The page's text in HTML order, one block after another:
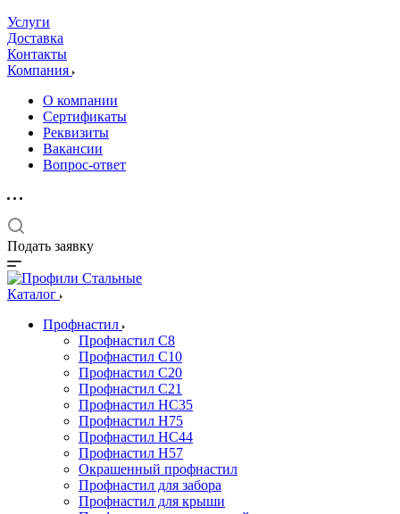
Услуги
Доставка
Контакты
Компания
О компании
Сертификаты
Реквизиты
Вакансии
Вопрос-ответ
Подать заявку
Каталог
Профнастил
Профнастил С8
Профнастил С10
Профнастил С20
Профнастил С21
Профнастил НС35
Профнастил Н75
Профнастил HC44
Профнастил Н57
Окрашенный профнастил
Профнастил для забора
Профнастил для крыши